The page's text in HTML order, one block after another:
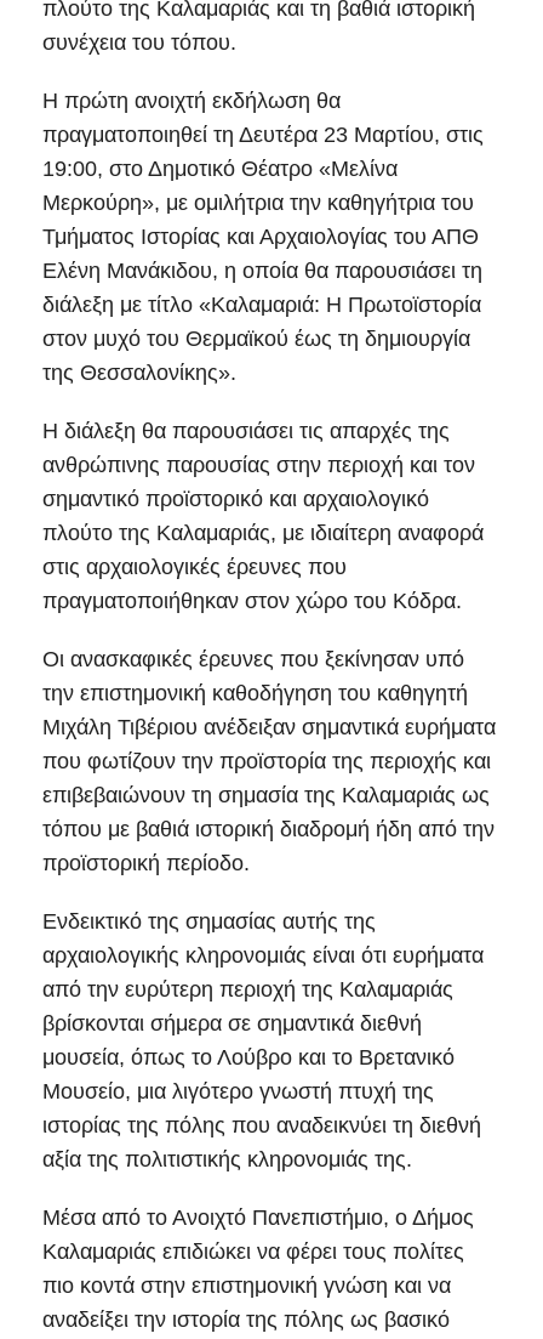
πλούτο της Καλαμαριάς και τη βαθιά ιστορική
συνέχεια του τόπου.
Η πρώτη ανοιχτή εκδήλωση θα
πραγματοποιηθεί τη Δευτέρα 23 Μαρτίου, στις
19:00, στο Δημοτικό Θέατρο «Μελίνα
Μερκούρη», με ομιλήτρια την καθηγήτρια του
Τμήματος Ιστορίας και Αρχαιολογίας του ΑΠΘ
Ελένη Μανάκιδου, η οποία θα παρουσιάσει τη
διάλεξη με τίτλο «Καλαμαριά: Η Πρωτοϊστορία
στον μυχό του Θερμαϊκού έως τη δημιουργία
της Θεσσαλονίκης».
Η διάλεξη θα παρουσιάσει τις απαρχές της
ανθρώπινης παρουσίας στην περιοχή και τον
σημαντικό προϊστορικό και αρχαιολογικό
πλούτο της Καλαμαριάς, με ιδιαίτερη αναφορά
στις αρχαιολογικές έρευνες που
πραγματοποιήθηκαν στον χώρο του Κόδρα.
Οι ανασκαφικές έρευνες που ξεκίνησαν υπό
την επιστημονική καθοδήγηση του καθηγητή
Μιχάλη Τιβέριου ανέδειξαν σημαντικά ευρήματα
που φωτίζουν την προϊστορία της περιοχής και
επιβεβαιώνουν τη σημασία της Καλαμαριάς ως
τόπου με βαθιά ιστορική διαδρομή ήδη από την
προϊστορική περίοδο.
Ενδεικτικό της σημασίας αυτής της
αρχαιολογικής κληρονομιάς είναι ότι ευρήματα
από την ευρύτερη περιοχή της Καλαμαριάς
βρίσκονται σήμερα σε σημαντικά διεθνή
μουσεία, όπως το Λούβρο και το Βρετανικό
Μουσείο, μια λιγότερο γνωστή πτυχή της
ιστορίας της πόλης που αναδεικνύει τη διεθνή
αξία της πολιτιστικής κληρονομιάς της.
Μέσα από το Ανοιχτό Πανεπιστήμιο, ο Δήμος
Καλαμαριάς επιδιώκει να φέρει τους πολίτες
πιο κοντά στην επιστημονική γνώση και να
αναδείξει την ιστορία της πόλης ως βασικό